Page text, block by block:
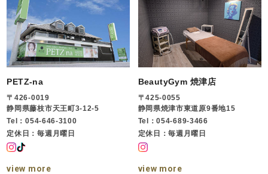
PETZ-na
〒426-0019
静岡県藤枝市天王町3-12-5
Tel：054-646-3100
定休日：毎週月曜日
view more
BeautyGym 焼津店
〒425-0055
静岡県焼津市東道原9番地15
Tel：054-689-3466
定休日：毎週月曜日
view more